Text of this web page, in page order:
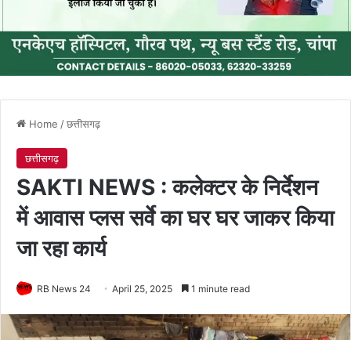
Home /छत्तीसगढ़
छत्तीसगढ़
SAKTI NEWS : कलेक्टर के निर्देशन
में आवास प्लस सर्वे का घर घर जाकर किया
जा रहा कार्य
RB News 24 April 25, 2025 1 minute read